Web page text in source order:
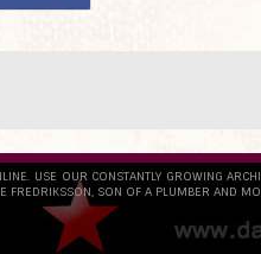
USE OUR CONSTANTLY GROWING
FREDRIKSSON, SON OF A PLUMBER AND